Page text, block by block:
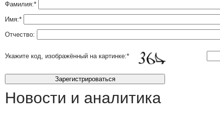
Фамилия:*
Имя:*
Отчество:
Укажите код, изображённый на картинке:*
Новости и аналитика